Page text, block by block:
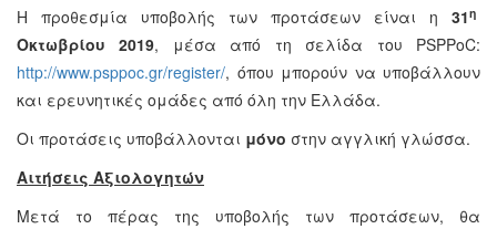
Η προθεσμία υποβολής των προτάσεων είναι η 31η
Οκτωβρίου 2019, μέσα από τη σελίδα του PSPPoC:
http://www.psppoc.gr/register/, όπου μπορούν να υποβάλλουν
και ερευνητικές ομάδες από όλη την Ελλάδα.
Οι προτάσεις υποβάλλονται μόνο στην αγγλική γλώσσα.
Αιτήσεις Αξιολογητών
Μετά το πέρας της υποβολής των προτάσεων, θα